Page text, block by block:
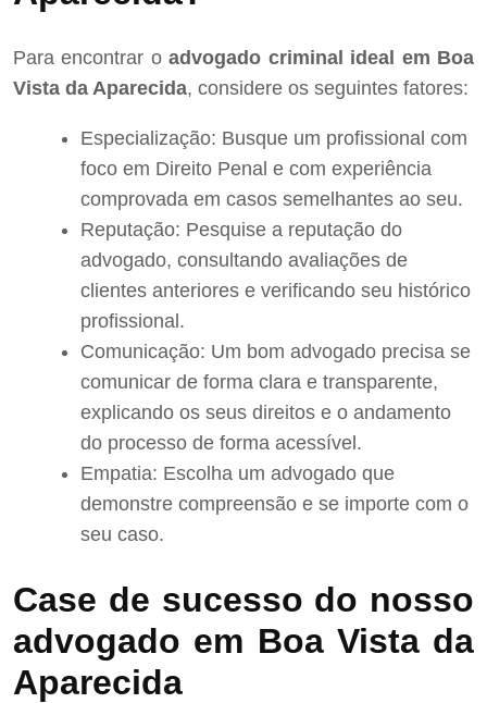
Para encontrar oadvogado criminal ideal em Boa
Vista da Aparecida, considere os seguintes fatores:
Especialização: Busque um profissional com
foco em Direito Penal e com experiência
comprovada em casos semelhantes ao seu.
Reputação: Pesquise a reputação do
advogado, consultando avaliações de
clientes anteriores e verificando seu histórico
profissional.
Comunicação: Um bom advogado precisa se
comunicar de forma clara e transparente,
explicando os seus direitos e o andamento
do processo de forma acessível.
Empatia: Escolha um advogado que
demonstre compreensão e se importe com o
seu caso.
Case de sucesso do nosso
advogado em Boa Vista da
Aparecida